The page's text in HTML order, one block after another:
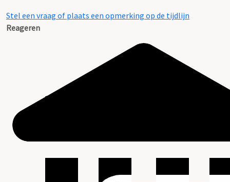
Stel een vraag of plaats een opmerking op de tijdlijn
Reageren